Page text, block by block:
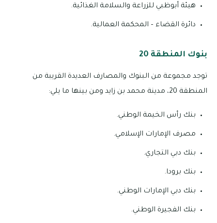
هيئة أبوظبي للزراعة والسلامة الغذائية.
دائرة القضاء – المحكمة العمالية.
بنوك المنطقة 20
توجد مجموعة من البنوك والمصارف العديدة القريبة من
المنطقة 20، مدينة محمد بن زايد ومن بينها ما يلي:
بنك رأس الخيمة الوطني.
مصرف الإمارات الإسلامي.
بنك دبي التجاري.
بنك برودا.
بنك دبي الإمارات الوطني.
بنك الفجيرة الوطني.